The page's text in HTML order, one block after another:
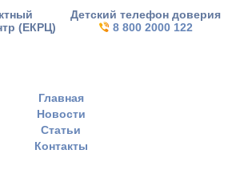
(ЕКРЦ)
Детский телефон доверия
8 800 2000 122
Главная
Новости
Статьи
Контакты